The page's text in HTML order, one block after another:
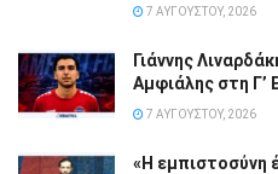
7 ΑΥΓΟΎΣΤΟΥ, 2026
Γιάννης
Αμφιάλης στη Γ’
7 ΑΥΓΟΎΣΤΟΥ, 2026
«Η εμπιστοσύνη